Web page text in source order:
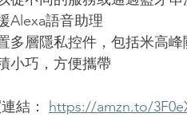
Alexa語音助理
多層隱私控件，包括米高峰
小巧，方便攜帶
結： https://amzn.to/